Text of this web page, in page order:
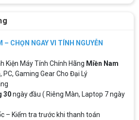
– CHỌN NGAY VI TÍNH NGUYỄN
Kiện Máy Tính Chính Hãng Miền Nam
PC, Gaming Gear Cho Đại Lý
30ngày đầu ( Riêng Màn, Laptop 7 ngày
– Kiểm tra trước khi thanh toán